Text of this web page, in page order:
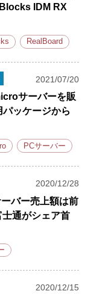
IDM RX
RealBoard
2021/07/20
サーバーを販
ッケージから
PCサーバー
2020/12/28
バー売上額は前
通がシェア首
2020/12/15